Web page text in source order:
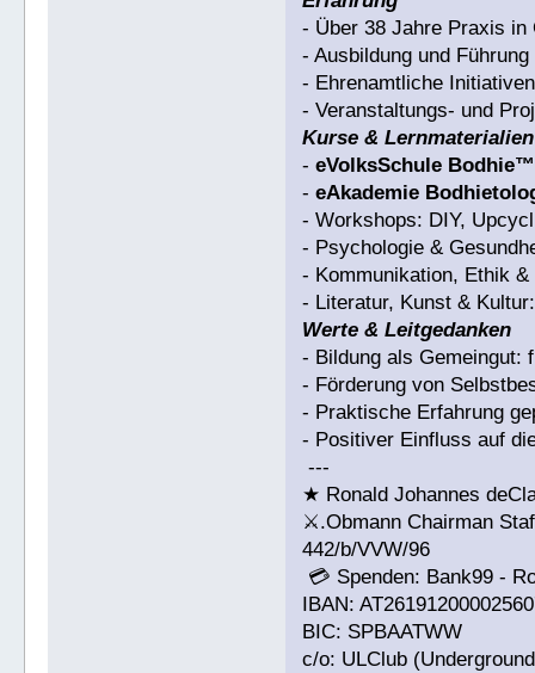
- Über 38 Jahre Praxis in
- Ausbildung und
- Ehrenamtliche
- Veranstaltungs- und
Kurse & Lernmaterialien
-eVolksSchule Bodhie™
-eAkademie
- Workshops: DIY,
- Psychologie &
- Kommunikation, Ethik
- Literatur, Kunst &
Werte & Leitgedanken
- Bildung als Gemeingut:
- Förderung von
- Praktische Erfahrung
- Positiver Einfluss auf
---
★ Ronald Johannes
⚔.Obmann Chairman
442/b/VVW/96
💳 Spenden: Bank99 -
IBAN:
BIC: SPBAATWW
c/o: ULClub